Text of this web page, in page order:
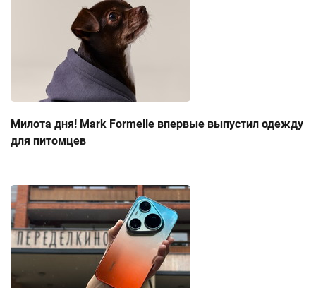
Милота дня! Mark Formelle впервые выпустил одежду
для питомцев